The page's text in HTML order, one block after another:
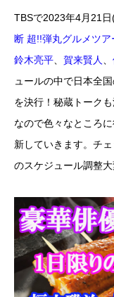
TBSで2023年4月21
断 超!!弾丸グルメツア
鈴木亮平
賀来賢人
ュールの中で日本全
を決行！秘蔵トーク
なので色々なところ
新していきます。チ
のスケジュール調整大